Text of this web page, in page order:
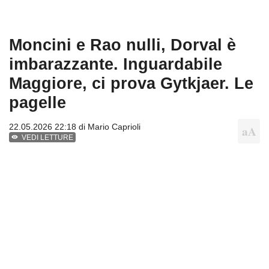
Moncini e Rao nulli, Dorval è
imbarazzante. Inguardabile
Maggiore, ci prova Gytkjaer. Le
pagelle
22.05.2026 22:18 di Mario Caprioli
VEDI LETTURE